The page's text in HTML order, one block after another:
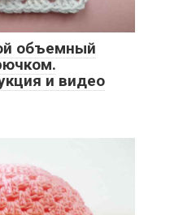
объемный
и видео